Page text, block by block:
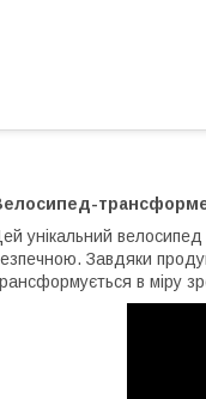
унікальний
Завдяки
в міру